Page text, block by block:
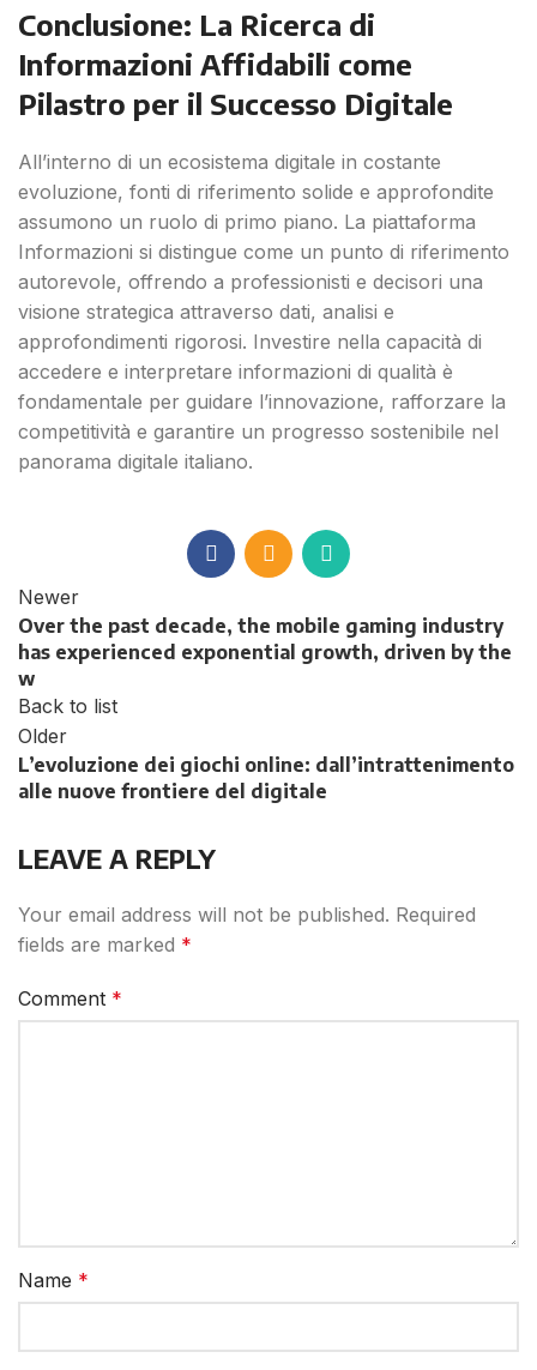
Conclusione: La Ricerca di
Informazioni Affidabili come
Pilastro per il Successo Digitale
All’interno di un ecosistema digitale in costante
evoluzione, fonti di riferimento solide e approfondite
assumono un ruolo di primo piano. La piattaforma
Informazioni si distingue come un punto di riferimento
autorevole, offrendo a professionisti e decisori una
visione strategica attraverso dati, analisi e
approfondimenti rigorosi. Investire nella capacità di
accedere e interpretare informazioni di qualità è
fondamentale per guidare l’innovazione, rafforzare la
competitività e garantire un progresso sostenibile nel
panorama digitale italiano.
Newer
Over the past decade, the mobile gaming industry
has experienced exponential growth, driven by the
w
Back to list
Older
L’evoluzione dei giochi online: dall’intrattenimento
alle nuove frontiere del digitale
LEAVE A REPLY
Your email address will not be published. Required
fields are marked *
Comment *
Name *